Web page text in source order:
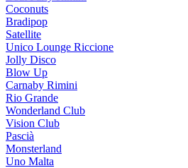
Coconuts
Bradipop
Satellite
Unico Lounge Riccione
Jolly Disco
Blow Up
Carnaby Rimini
Rio Grande
Wonderland Club
Vision Club
Pascià
Monsterland
Uno Malta